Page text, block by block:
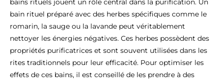
bains rituels jouent un rôle central dans la purification. Un
bain rituel préparé avec des herbes spécifiques comme le
romarin, la sauge ou la lavande peut véritablement
nettoyer les énergies négatives. Ces herbes possèdent des
propriétés purificatrices et sont souvent utilisées dans les
rites traditionnels pour leur efficacité. Pour optimiser les
effets de ces bains, il est conseillé de les prendre à des